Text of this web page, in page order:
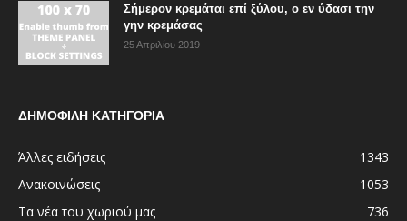
Σήμερον κρεμάται επί ξύλου, ο εν ύδασι την
γην κρεμάσας
25 Απριλίου 2019
ΔΗΜΟΦΙΛΗ ΚΑΤΗΓΟΡΙΑ
Άλλες ειδήσεις
1343
Ανακοινώσεις
1053
Τα νέα του χωριού μας
736